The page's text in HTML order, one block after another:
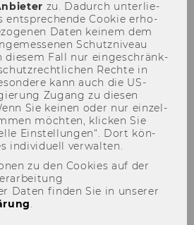
zu. Da­durch un­ter­lie­
ent­spre­chen­de Coo­kie er­ho­
Daten kei­nem dem
Schutz­ni­veau
die­sem Fall nur ein­ge­schränk­
Rech­te in
kann auch die US-​
Zu­gang zu die­sen
Sie kei­nen oder nur ein­zel­
möch­ten, kli­cken Sie
Ein­stel­lun­gen“. Dort kön­
in­di­vi­du­ell ver­wal­ten.
zu den Cookies auf der
Daten finden Sie in unserer
.